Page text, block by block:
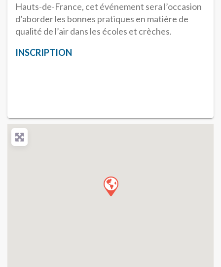
Hauts-de-France, cet événement sera l’occasion
d’aborder les bonnes pratiques en matière de
qualité de l’air dans les écoles et crèches.
INSCRIPTION